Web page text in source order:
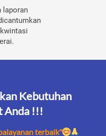
laporan
Kebutuhan
Anda !!!
terbaik"